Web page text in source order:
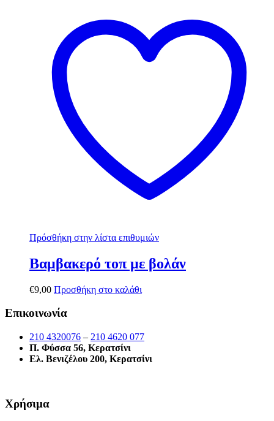
Πρόσθήκη στην λίστα επιθυμιών
Βαμβακερό τοπ με βολάν
€9,00 Προσθήκη στο καλάθι
Επικοινωνία
210 4320076 – 210 4620 077
Π. Φύσσα 56, Κερατσίνι
Ελ. Βενιζέλου 200, Κερατσίνι
Χρήσιμα